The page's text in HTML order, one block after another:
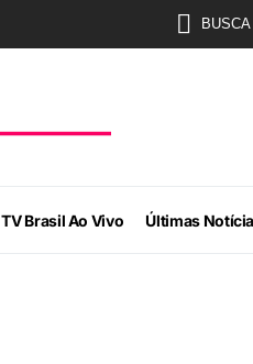
BUSCA
TV Brasil Ao Vivo Últimas